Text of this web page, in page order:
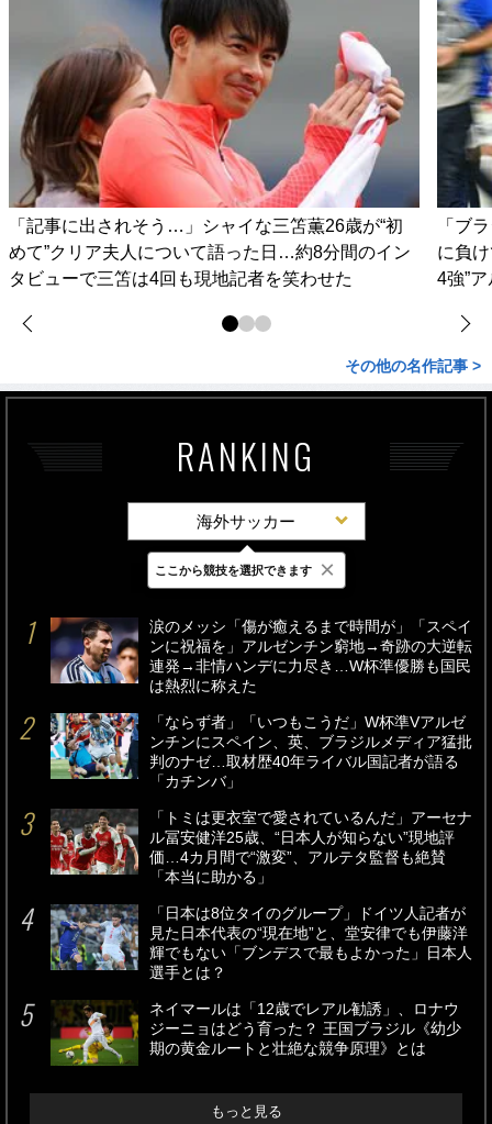
「記事に出されそう…」シャイな三笘薫26歳が“初
めて”クリア夫人について語った日…約8分間のイン
タビューで三笘は4回も現地記者を笑わせた
「ブ
に負
4強”
その他の名作記事 >
RANKING
海外サッカー
最新 24時間 週間
涙のメッシ「傷が癒えるまで時間が」「スペイ
ンに祝福を」アルゼンチン窮地→奇跡の大逆転
連発→非情ハンデに力尽き…W杯準優勝も国民
は熱烈に称えた
「ならず者」「いつもこうだ」W杯準Vアルゼ
ンチンにスペイン、英、ブラジルメディア猛批
判のナゼ…取材歴40年ライバル国記者が語る
「カチンバ」
「トミは更衣室で愛されているんだ」アーセナ
ル冨安健洋25歳、“日本人が知らない”現地評
価…4カ月間で“激変”、アルテタ監督も絶賛
「本当に助かる」
「日本は8位タイのグループ」ドイツ人記者が
見た日本代表の“現在地”と、堂安律でも伊藤洋
輝でもない「ブンデスで最もよかった」日本人
選手とは？
ネイマールは「12歳でレアル勧誘」、ロナウ
ジーニョはどう育った？ 王国ブラジル《幼少
期の黄金ルートと壮絶な競争原理》とは
もっと見る
ここから競技を選択できます ×